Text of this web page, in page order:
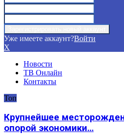
Уже имеете аккаунт?Войти
X
Новости
ТВ Онлайн
Контакты
Топ
Крупнейшее
опорой экономики…